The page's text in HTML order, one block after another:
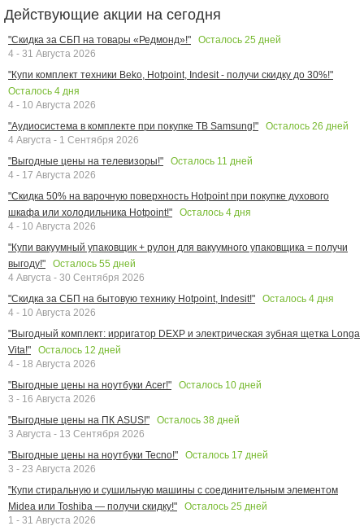
Действующие акции на сегодня
"Скидка за СБП на товары «Редмонд»!" Осталось 25 дней
4 - 31 Августа 2026
"Купи комплект техники Beko, Hotpoint, Indesit - получи скидку до 30%!"
Осталось 4 дня
4 - 10 Августа 2026
"Аудиосистема в комплекте при покупке ТВ Samsung!"
Осталось 26 дней
4 Августа - 1 Сентября 2026
"Выгодные цены на телевизоры!"
Осталось 11 дней
4 - 17 Августа 2026
"Скидка 50% на варочную поверхность Hotpoint при покупке духового
шкафа или холодильника Hotpoint!"
Осталось 4 дня
4 - 10 Августа 2026
"Купи вакуумный упаковщик + рулон для вакуумного упаковщика = получи
выгоду!"
Осталось 55 дней
4 Августа - 30 Сентября 2026
"Скидка за СБП на бытовую технику Hotpoint, Indesit!"
Осталось 4 дня
4 - 10 Августа 2026
"Выгодный комплект: ирригатор DEXP и электрическая зубная щетка Longa
Vita!"
Осталось 12 дней
4 - 18 Августа 2026
"Выгодные цены на ноутбуки Acer!"
Осталось 10 дней
3 - 16 Августа 2026
"Выгодные цены на ПК ASUS!"
Осталось 38 дней
3 Августа - 13 Сентября 2026
"Выгодные цены на ноутбуки Tecno!"
Осталось 17 дней
3 - 23 Августа 2026
"Купи стиральную и сушильную машины с соединительным элементом
Midea или Toshiba — получи скидку!"
Осталось 25 дней
1 - 31 Августа 2026